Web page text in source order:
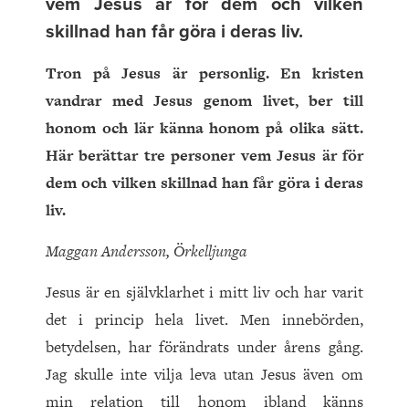
vem Jesus är för dem och vilken
skillnad han får göra i deras liv.
Tron på Jesus är personlig. En kristen
vandrar med Jesus genom livet, ber till
honom och lär känna honom på olika sätt.
Här berättar tre personer vem Jesus är för
dem och vilken skillnad han får göra i deras
liv.
Maggan Andersson, Örkelljunga
Jesus är en självklarhet i mitt liv och har varit
det i princip hela livet. Men innebörden,
betydelsen, har förändrats under årens gång.
Jag skulle inte vilja leva utan Jesus även om
min relation till honom ibland känns